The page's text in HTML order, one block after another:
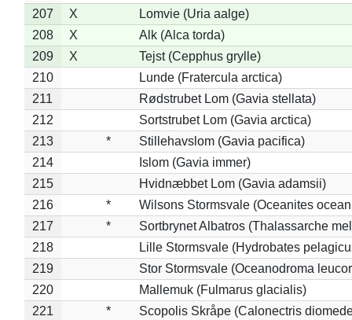
207
X
Lomvie (Uria aalge)
208
X
Alk (Alca torda)
209
X
Tejst (Cepphus grylle)
210
Lunde (Fratercula arctica)
211
Rødstrubet Lom (Gavia stellata)
212
Sortstrubet Lom (Gavia arctica)
213
*
Stillehavslom (Gavia pacifica)
214
Islom (Gavia immer)
215
Hvidnæbbet Lom (Gavia adamsii)
216
*
Wilsons Stormsvale (Oceanites
217
*
Sortbrynet Albatros (Thalassarche
218
Lille Stormsvale (Hydrobates
219
Stor Stormsvale (Oceanodroma
220
Mallemuk (Fulmarus glacialis)
221
*
Scopolis Skråpe (Calonectris